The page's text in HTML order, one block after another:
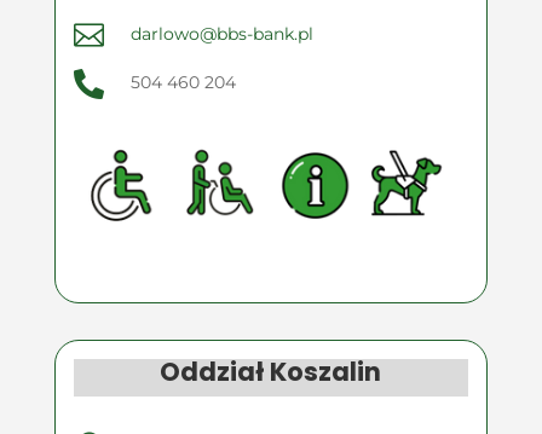
 darlowo@bbs-bank.pl
 504 460 204
Oddział Koszalin